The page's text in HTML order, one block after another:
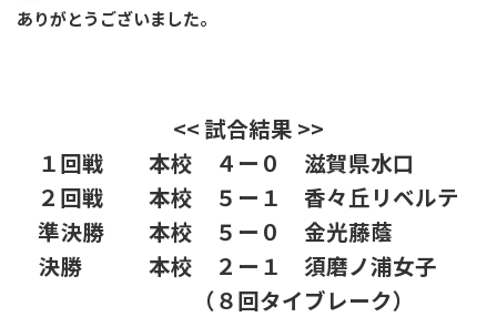
ありがとうございました。
<< 試合結果 >>
１回戦 本校 ４ー０ 滋賀県水口
２回戦 本校 ５ー１ 香々丘リベルテ
準決勝 本校 ５ー０ 金光藤蔭
決勝 本校 ２ー１ 須磨ノ浦女子
（８回タイブレーク）